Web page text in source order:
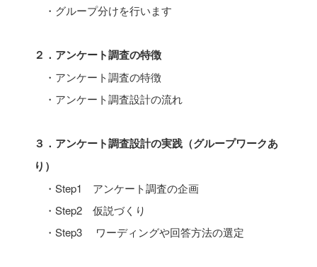
・グループ分けを行います
２．アンケート調査の特徴
・アンケート調査の特徴
・アンケート調査設計の流れ
３．アンケート調査設計の実践（グループワークあ
り）
・Step1 アンケート調査の企画
・Step2 仮説づくり
・Step3 ワーディングや回答方法の選定